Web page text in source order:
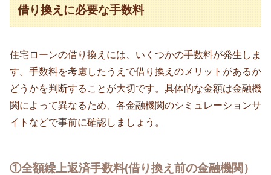
借り換えに必要な手数料
住宅ローンの借り換えには、いくつかの手数料が発生しま
す。手数料を考慮したうえで借り換えのメリットがあるか
どうかを判断することが大切です。具体的な金額は金融機
関によって異なるため、各金融機関のシミュレーションサ
イトなどで事前に確認しましょう。
①全額繰上返済手数料(借り換え前の金融機関）